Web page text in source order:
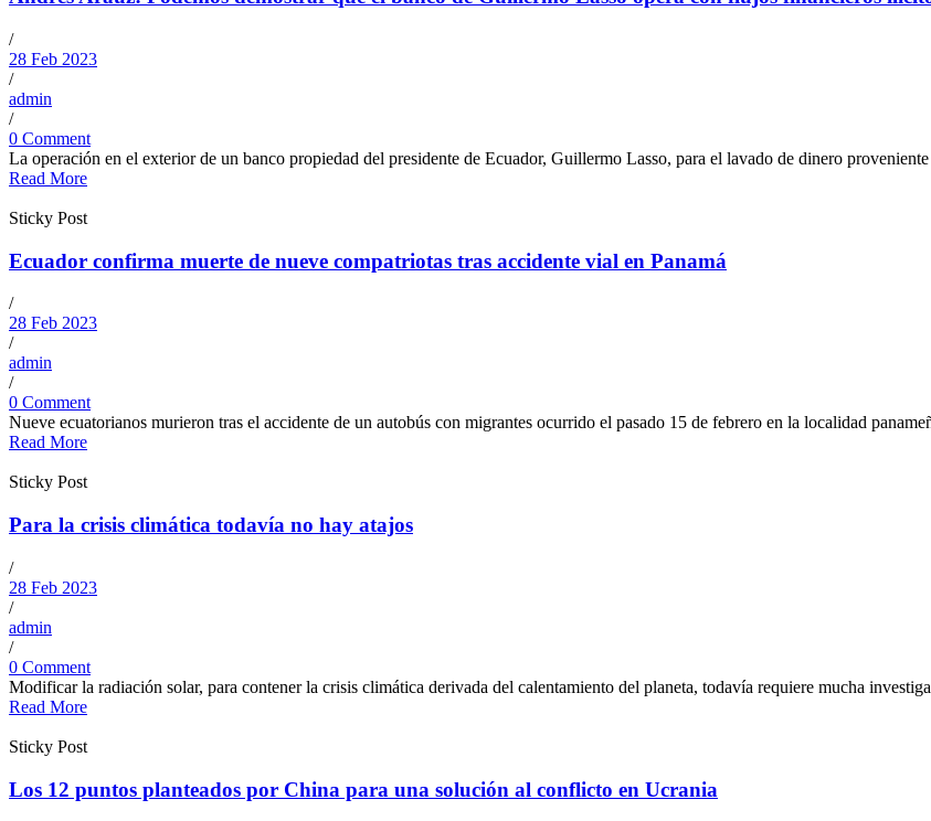
/
28 Feb 2023
/
admin
/
0 Comment
La operación en el exterior de un banco propiedad del presidente de Ecuador, Guillermo Lasso, para el lavado de dinero proveniente
Read More
Sticky Post
Ecuador confirma muerte de nueve compatriotas tras accidente vial en Panamá
/
28 Feb 2023
/
admin
/
0 Comment
Nueve ecuatorianos murieron tras el accidente de un autobús con migrantes ocurrido el pasado 15 de febrero en la localidad
Read More
Sticky Post
Para la crisis climática todavía no hay atajos
/
28 Feb 2023
/
admin
/
0 Comment
Modificar la radiación solar, para contener la crisis climática derivada del calentamiento del planeta, todavía requiere mucha
Read More
Sticky Post
Los 12 puntos planteados por China para una solución al conflicto en Ucrania